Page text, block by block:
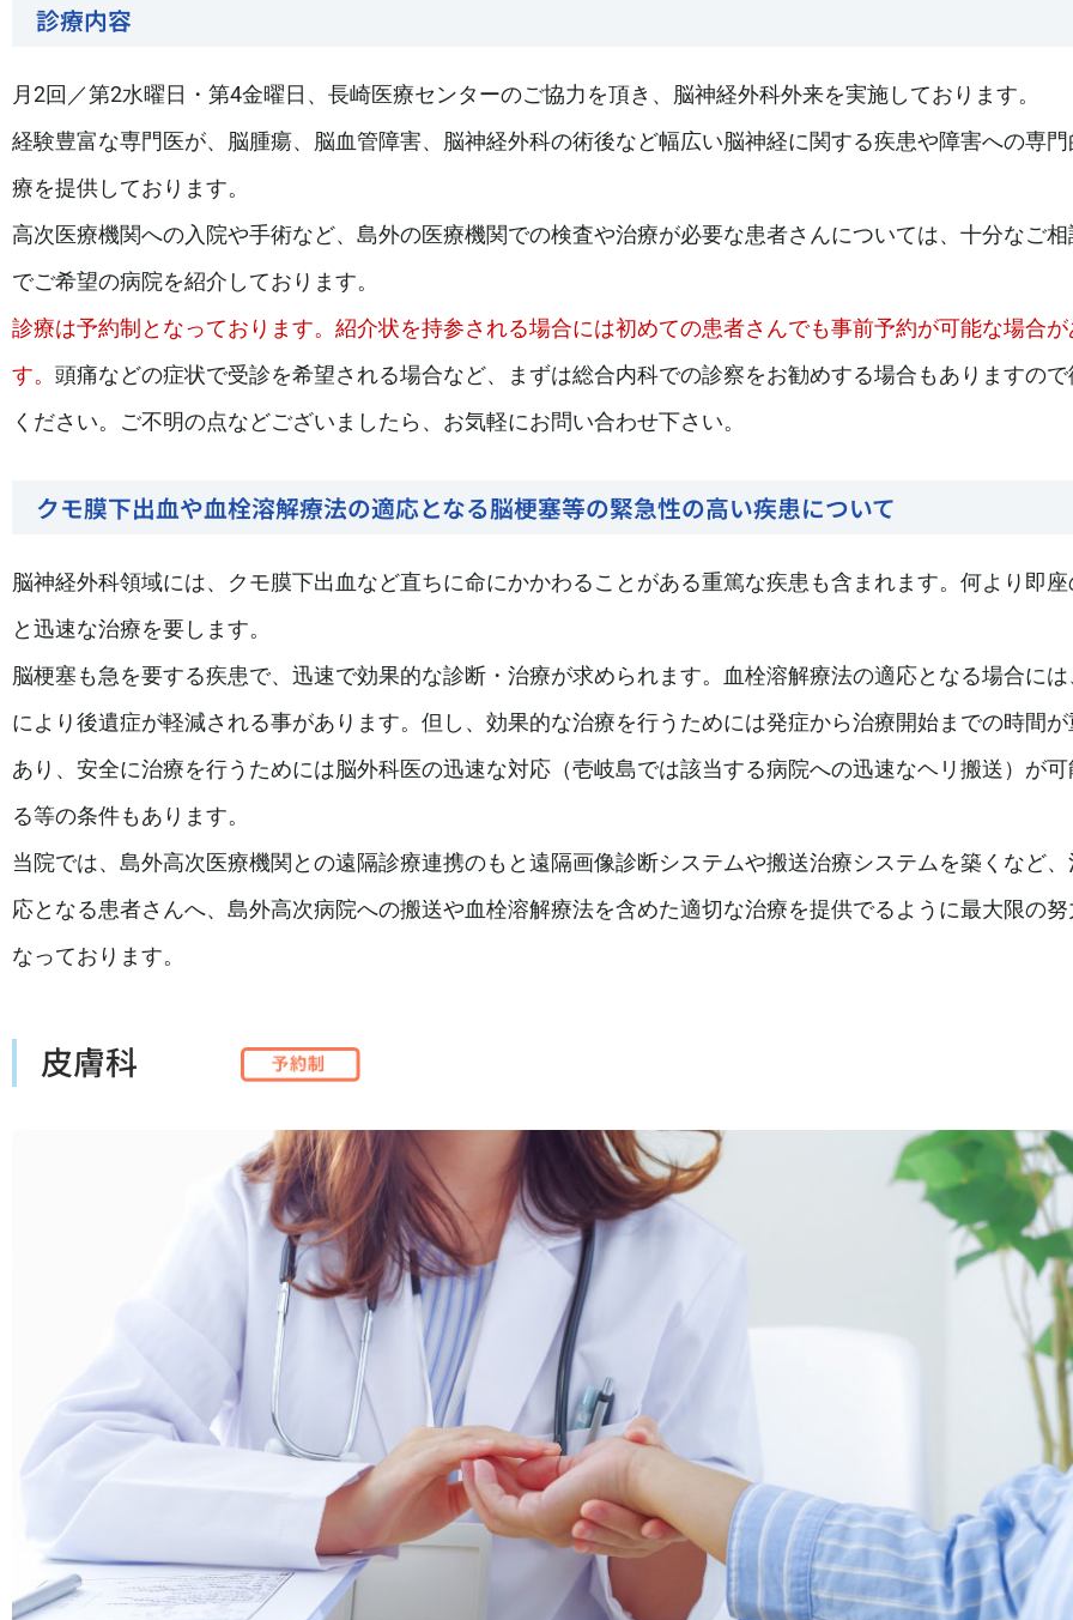
診療内容
月2回／第2水曜日・第4金曜日、長崎医療センターのご協力を頂き、脳神経外科外来を実施しております。
経験豊富な専門医が、脳腫瘍、脳血管障害、脳神経外科の術後など幅広い脳神経に関する疾患や障害への専
療を提供しております。
高次医療機関への入院や手術など、島外の医療機関での検査や治療が必要な患者さんについては、十分なご
でご希望の病院を紹介しております。
診療は予約制となっております。紹介状を持参される場合には初めての患者さんでも事前予約が可能な場合
す。 頭痛などの症状で受診を希望される場合など、まずは総合内科での診察をお勧めする場合もありますの
ください。ご不明の点などございましたら、お気軽にお問い合わせ下さい。
クモ膜下出血や血栓溶解療法の適応となる脳梗塞等の緊急性の高い疾患について
脳神経外科領域には、クモ膜下出血など直ちに命にかかわることがある重篤な疾患も含まれます。何より即
と迅速な治療を要します。
脳梗塞も急を要する疾患で、迅速で効果的な診断・治療が求められます。血栓溶解療法の適応となる場合に
により後遺症が軽減される事があります。但し、効果的な治療を行うためには発症から治療開始までの時間
あり、安全に治療を行うためには脳外科医の迅速な対応（壱岐島では該当する病院への迅速なヘリ搬送）が
る等の条件もあります。
当院では、島外高次医療機関との遠隔診療連携のもと遠隔画像診断システムや搬送治療システムを築くなど
応となる患者さんへ、島外高次病院への搬送や血栓溶解療法を含めた適切な治療を提供でるように最大限の
なっております。
皮膚科